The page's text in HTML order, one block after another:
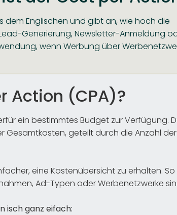
dem Englischen und gibt an, wie hoch die
Generierung, Newsletter-Anmeldung
wenn Werbung über
Action (CPA)?
ein bestimmtes Budget zur Verfügung.
Gesamtkosten, geteilt durch die Anzahl der
eine Kostenübersicht zu erhalten. So
Ad-Typen oder Werbenetzwerke
isch ganz eifach: